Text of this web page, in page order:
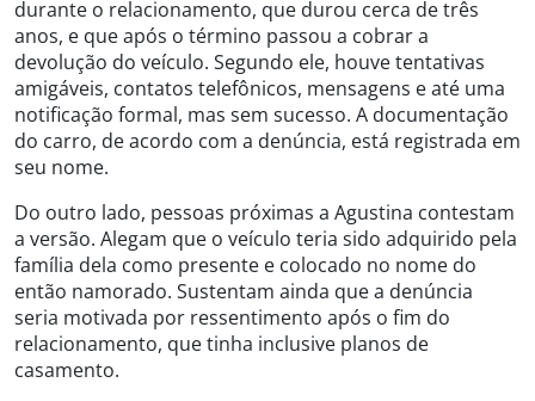
durante o relacionamento, que durou cerca de três
anos, e que após o término passou a cobrar a
devolução do veículo. Segundo ele, houve tentativas
amigáveis, contatos telefônicos, mensagens e até uma
notificação formal, mas sem sucesso. A documentação
do carro, de acordo com a denúncia, está registrada em
seu nome.
Do outro lado, pessoas próximas a Agustina contestam
a versão. Alegam que o veículo teria sido adquirido pela
família dela como presente e colocado no nome do
então namorado. Sustentam ainda que a denúncia
seria motivada por ressentimento após o fim do
relacionamento, que tinha inclusive planos de
casamento.